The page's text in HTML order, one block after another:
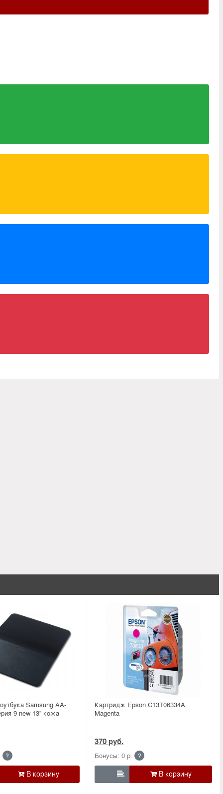
Samsung AA-
9 new 13'' кожа
?
Картридж Epson C13T06334A
Magenta
370 руб.
Бонусы: 0 р. ?
